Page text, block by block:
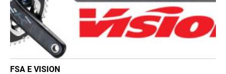
FSA E VISION